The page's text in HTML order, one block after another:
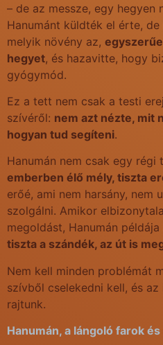
– de az messze, egy hegyen
Hanumánt küldték el érte,
melyik növény az,
hegyet, és hazavitte, hogy
gyógymód.
Ez a tett nem csak a testi
szívéről: nem azt nézte, mit
hogyan tud segíteni.
Hanumán nem csak egy régi
emberben élő mély, tiszta
erőé, ami nem harsány, nem
szolgálni. Amikor
megoldást, Hanumán
tiszta a szándék, az út is
Nem kell minden problémát
szívből cselekedni kell, és
rajtunk.
Hanumán, a lángoló farok